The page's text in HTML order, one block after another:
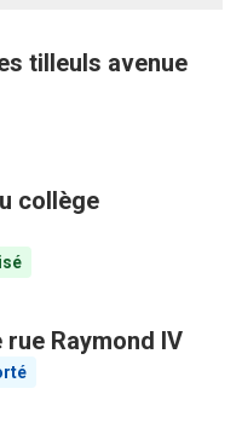
tilleuls avenue
collège
Raymond IV